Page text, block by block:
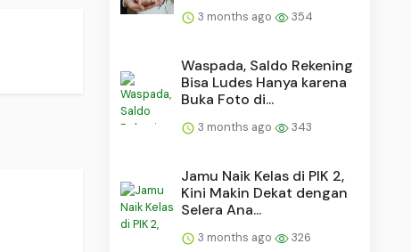
3 months ago 354
Waspada, Saldo Rekening
Bisa Ludes Hanya karena
Buka Foto di...
3 months ago 343
Jamu Naik Kelas di PIK 2,
Kini Makin Dekat dengan
Selera Ana...
3 months ago 326